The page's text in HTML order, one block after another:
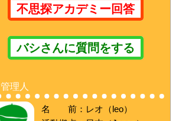
不思探アカデミー回答
バシさんに質問をする
管理人
名 前：レオ（leo）